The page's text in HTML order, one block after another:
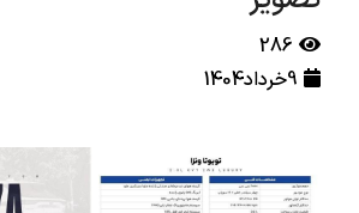
286
9خرداد1404